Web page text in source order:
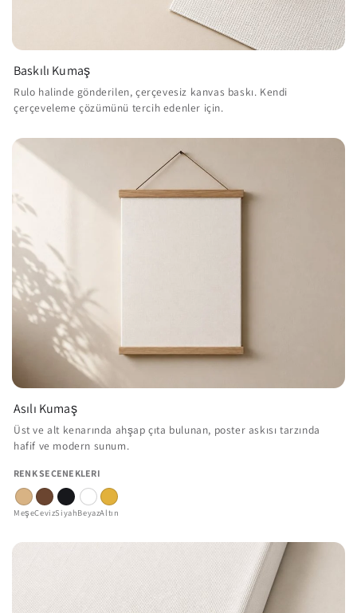
Baskılı Kumaş
Rulo halinde gönderilen, çerçevesiz kanvas baskı. Kendi
çerçeveleme çözümünü tercih edenler için.
Asılı Kumaş
Üst ve alt kenarında ahşap çıta bulunan, poster askısı tarzında
hafif ve modern sunum.
RENK SEÇENEKLERI
MeşeCevizSiyahBeyazAltın